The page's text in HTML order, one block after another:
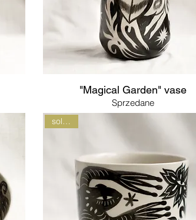
"Magical Garden" vase
Sprzedane
sold out